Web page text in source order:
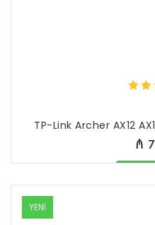
TP-Link Archer AX12
₼
Məhsul
YENİ